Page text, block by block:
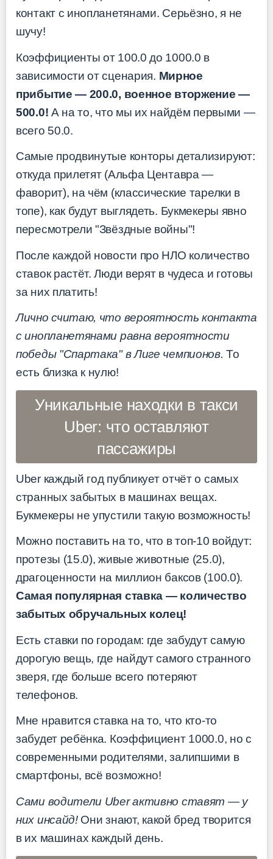
контакт с инопланетянами. Серьёзно, я не
шучу!
Коэффициенты от 100.0 до 1000.0 в
зависимости от сценария. Мирное
прибытие — 200.0, военное вторжение —
500.0! А на то, что мы их найдём первыми —
всего 50.0.
Самые продвинутые конторы детализируют:
откуда прилетят (Альфа Центавра —
фаворит), на чём (классические тарелки в
топе), как будут выглядеть. Букмекеры явно
пересмотрели "Звёздные войны"!
После каждой новости про НЛО количество
ставок растёт. Люди верят в чудеса и готовы
за них платить!
Лично считаю, что вероятность контакта
с инопланетянами равна вероятности
победы "Спартака" в Лиге чемпионов. То
есть близка к нулю!
Уникальные находки в такси
Uber: что оставляют
пассажиры
Uber каждый год публикует отчёт о самых
странных забытых в машинах вещах.
Букмекеры не упустили такую возможность!
Можно поставить на то, что в топ-10 войдут:
протезы (15.0), живые животные (25.0),
драгоценности на миллион баксов (100.0).
Самая популярная ставка — количество
забытых обручальных колец!
Есть ставки по городам: где забудут самую
дорогую вещь, где найдут самого странного
зверя, где больше всего потеряют
телефонов.
Мне нравится ставка на то, что кто-то
забудет ребёнка. Коэффициент 1000.0, но с
современными родителями, залипшими в
смартфоны, всё возможно!
Сами водители Uber активно ставят — у
них инсайд!Они знают, какой бред творится
в их машинах каждый день.